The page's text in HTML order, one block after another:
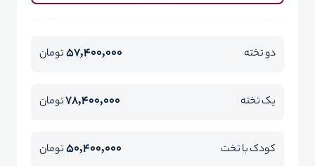
دو تخته 57,400,000تومان
یک تخته 78,400,000تومان
کودک با تخت 50,400,000تومان